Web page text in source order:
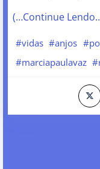
(…Continue
#vidas #anjos
#marciapaulavaz